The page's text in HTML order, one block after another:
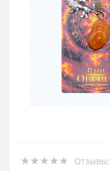
Отзывы: